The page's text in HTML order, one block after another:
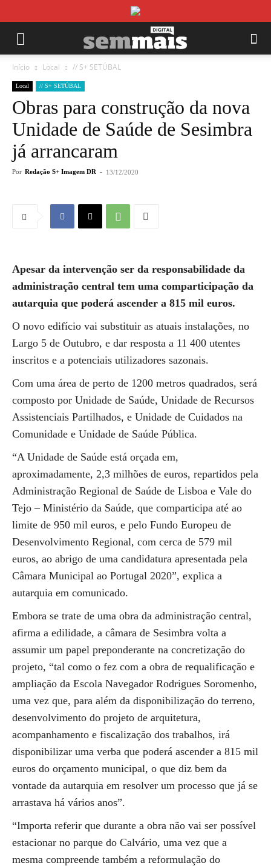
Início Local // S+ SETÚBAL
Local // S+ SETÚBAL
Obras para construção da nova
Unidade de Saúde de Sesimbra
já arrancaram
Por Redação S+ Imagem DR - 13/12/2020
Apesar da intervenção ser da responsabilidade da
administração central tem uma comparticipação da
autarquia que poderá ascender a 815 mil euros.
O novo edifício vai substituir as atuais instalações, no
Largo 5 de Outubro, e dar resposta a 11 400 utentes
inscritos e a potenciais utilizadores sazonais.
Com uma área de perto de 1200 metros quadrados, será
composto por Unidade de Saúde, Unidade de Recursos
Assistenciais Partilhados, e Unidade de Cuidados na
Comunidade e Unidade de Saúde Pública.
“A Unidade de Saúde está orçada em,
aproximadamente, 2,3 milhões de euros, repartidos pela
Administração Regional de Saúde de Lisboa e Vale do
Tejo – Ministério da Saúde, que comparticipa até ao
limite de 950 mil euros, e pelo Fundo Europeu de
Desenvolvimento Regional, com cerca de 579 mil
euros, ao abrigo de uma candidatura apresentada pela
Câmara Municipal ao Portugal 2020”, explica a
autarquia em comunicado.
Embora se trate de uma obra da administração central,
afirma a edilidade, a câmara de Sesimbra volta a
assumir um papel preponderante na concretização do
projeto, “tal como o fez com a obra de requalificação e
ampliação da Escola Navegador Rodrigues Soromenho,
uma vez que, para além da disponibilização do terreno,
desenvolvimento do projeto de arquitetura,
acompanhamento e fiscalização dos trabalhos, irá
disponibilizar uma verba que poderá ascender a 815 mil
euros do orçamento municipal, o que diz bem da
vontade da autarquia em resolver um processo que já se
arrastava há vários anos”.
“Importa referir que durante a obra não vai ser possível
estacionar no parque do Calvário, uma vez que a
mesma compreende também a reformulação do